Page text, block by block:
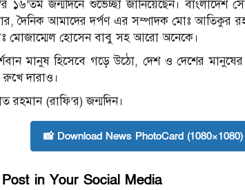
১৬’তম জন্মদিনে শুভেচ্ছা জানিয়েছেন। বাংলাদেশ
দৈনিক আমাদের দর্পণ এর সম্পাদক মোঃ আতিকুর
মোজাম্মেল হোসেন বাবু সহ আরো অনেকে।
মানুষ হিসেবে গড়ে উঠো, দেশ ও দেশের
রুখে দারাও।
(রাফি’র) জন্মদিন।
📸 Download News PhotoCard (1080×1080)
in Your Social Media